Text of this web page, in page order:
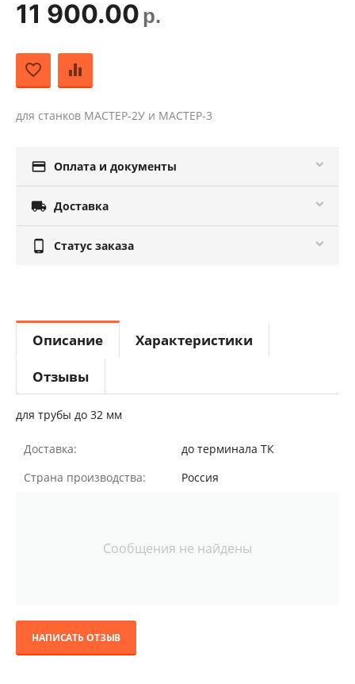
11 900.00 р.
для станков МАСТЕР-2У и МАСТЕР-3
 Оплата и документы
 Доставка
 Статус заказа
Описание
Характеристики
Отзывы
для трубы до 32 мм
Доставка:
до терминала ТК
Страна производства:
Россия
Сообщения не найдены
НАПИСАТЬ ОТЗЫВ